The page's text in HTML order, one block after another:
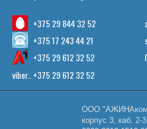
+375 29 844 32 52
+375 17 243 44 21
+375 29 612 32 52
viber.. +375 29 612 32 52
ООО
корпус 3, каб.